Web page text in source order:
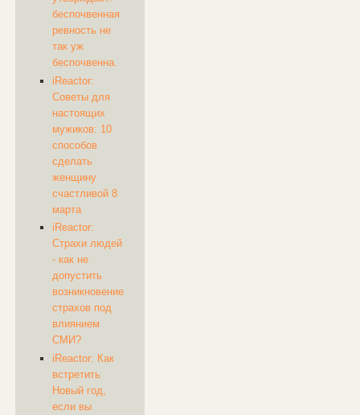
беспочвенная
ревность не
так уж
беспочвенна.
iReactor:
Советы для
настоящих
мужиков: 10
способов
сделать
женщину
счастливой 8
марта
iReactor:
Страхи людей
- как не
допустить
возникновение
страхов под
влиянием
СМИ?
iReactor: ​Как
встретить
Новый год,
если вы